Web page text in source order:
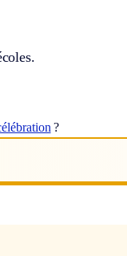
?